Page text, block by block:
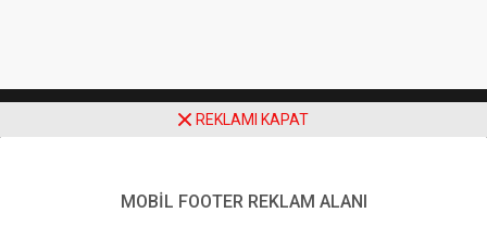
REKLAMI KAPAT
MOBİL FOOTER REKLAM ALANI